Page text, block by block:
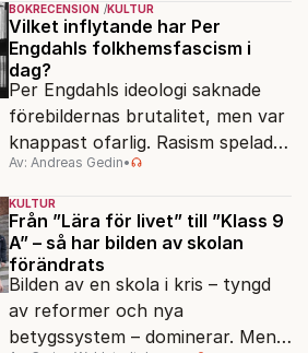
BOKRECENSION KULTUR
Vilket inflytande har Per
Engdahls folkhemsfascism i
dag?
Per Engdahls ideologi saknade
förebildernas brutalitet, men var
knappast ofarlig. Rasism spelades
ned i förmån för "kultur". Känns
det igen?
Av: Andreas Gedin•
KULTUR
Från ”Lära för livet” till ”Klass 9
A” – så har bilden av skolan
förändrats
Bilden av en skola i kris – tyngd
av reformer och nya
betygssystem – dominerar. Men